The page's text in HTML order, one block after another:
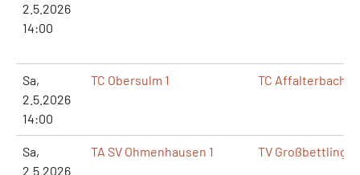
2.5.2026
14:00
Sa,
2.5.2026
14:00
TC Obersulm 1 TC Affalterbach 1
Sa,
2.5.2026
TA SV Ohmenhausen 1 TV